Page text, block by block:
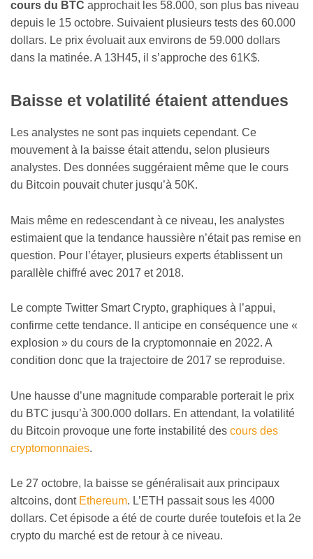
cours du BTC approchait les 58.000, son plus bas niveau
depuis le 15 octobre. Suivaient plusieurs tests des 60.000
dollars. Le prix évoluait aux environs de 59.000 dollars
dans la matinée. A 13H45, il s’approche des 61K$.
Baisse et volatilité étaient attendues
Les analystes ne sont pas inquiets cependant. Ce
mouvement à la baisse était attendu, selon plusieurs
analystes. Des données suggéraient même que le cours
du Bitcoin pouvait chuter jusqu’à 50K.
Mais même en redescendant à ce niveau, les analystes
estimaient que la tendance haussière n’était pas remise en
question. Pour l’étayer, plusieurs experts établissent un
parallèle chiffré avec 2017 et 2018.
Le compte Twitter Smart Crypto, graphiques à l’appui,
confirme cette tendance. Il anticipe en conséquence une «
explosion » du cours de la cryptomonnaie en 2022. A
condition donc que la trajectoire de 2017 se reproduise.
Une hausse d’une magnitude comparable porterait le prix
du BTC jusqu’à 300.000 dollars. En attendant, la volatilité
du Bitcoin provoque une forte instabilité des cours des
cryptomonnaies.
Le 27 octobre, la baisse se généralisait aux principaux
altcoins, dont Ethereum. L’ETH passait sous les 4000
dollars. Cet épisode a été de courte durée toutefois et la 2e
crypto du marché est de retour à ce niveau.